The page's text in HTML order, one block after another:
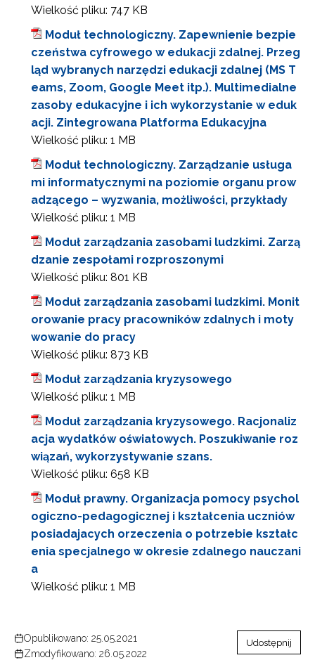
Wielkość pliku: 747 KB
Moduł technologiczny. Zapewnienie bezpie
czeństwa cyfrowego w edukacji zdalnej. Przeg
ląd wybranych narzędzi edukacji zdalnej (MS T
eams, Zoom, Google Meet itp.). Multimedialne
zasoby edukacyjne i ich wykorzystanie w eduk
acji. Zintegrowana Platforma Edukacyjna
Wielkość pliku: 1 MB
Moduł technologiczny. Zarządzanie usługa
mi informatycznymi na poziomie organu prow
adzącego – wyzwania, możliwości, przykłady
Wielkość pliku: 1 MB
Moduł zarządzania zasobami ludzkimi. Zarzą
dzanie zespołami rozproszonymi
Wielkość pliku: 801 KB
Moduł zarządzania zasobami ludzkimi. Monit
orowanie pracy pracowników zdalnych i moty
wowanie do pracy
Wielkość pliku: 873 KB
Moduł zarządzania kryzysowego
Wielkość pliku: 1 MB
Moduł zarządzania kryzysowego. Racjonaliz
acja wydatków oświatowych. Poszukiwanie roz
wiązań, wykorzystywanie szans.
Wielkość pliku: 658 KB
Moduł prawny. Organizacja pomocy psychol
ogiczno-pedagogicznej i kształcenia uczniów
posiadajacych orzeczenia o potrzebie kształc
enia specjalnego w okresie zdalnego nauczani
a
Wielkość pliku: 1 MB
Opublikowano: 25.05.2021
Zmodyfikowano: 26.05.2022
Udostępnij
Newsletter ORE
Zapisz się i bądź na bieżąco z najnowszymi
informacjami
o szkoleniach i programach.
Adres e-mail:
Wyrażam zgodę na przetwarzanie moich danych
osobowych przez ORE w celach marketingowych.
Zapisuję się